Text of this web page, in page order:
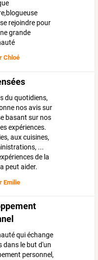
rejoindre pour
grande
Chloé
du quotidiens,
nos avis sur
basant sur nos
expériences.
aux cuisines,
...
de la
peut aider.
Emilie
qui échange
dans le but d'un
personnel,